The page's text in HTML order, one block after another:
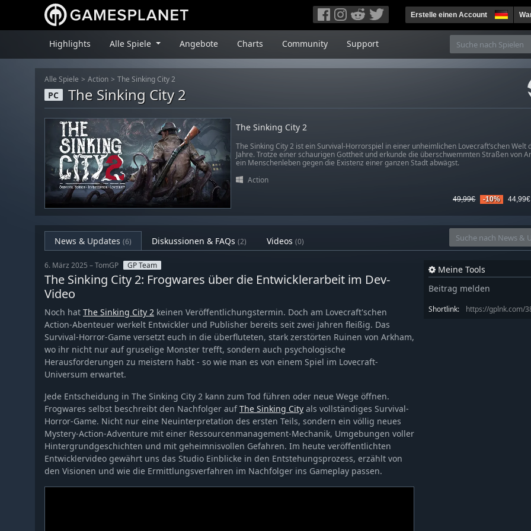
Erstelle einen Account
Highlights Alle Spiele Angebote Charts Community Support
Alle Spiele Action The Sinking City 2
PC The Sinking City 2
The Sinking City 2
The Sinking City 2 ist ein Survival-Horrorspiel in einer unheimlichen Lovecraft’schen Welt
Jahre. Trotze einer schaurigen Gottheit und erkunde die überschwemmten Straßen von
ein Menschenleben gegen die Existenz einer ganzen Stadt abwägst.
Action
49,99€ -10% 44,99€
News & Updates (6) Diskussionen & FAQs (2) Videos (0)
6. März 2025 – TomGP GP Team
The Sinking City 2: Frogwares über die Entwicklerarbeit im Dev-
Video
Noch hat The Sinking City 2 keinen Veröffentlichungstermin. Doch am Lovecraft'schen
Action-Abenteuer werkelt Entwickler und Publisher bereits seit zwei Jahren fleißig. Das
Survival-Horror-Game versetzt euch in die überfluteten, stark zerstörten Ruinen von Arkham,
wo ihr nicht nur auf gruselige Monster trefft, sondern auch psychologische
Herausforderungen zu meistern habt - so wie man es von einem Spiel im Lovecraft-
Universum erwartet.
Jede Entscheidung in The Sinking City 2 kann zum Tod führen oder neue Wege öffnen.
Frogwares selbst beschreibt den Nachfolger aufThe Sinking City als vollständiges Survival-
Horror-Game. Nicht nur eine Neuinterpretation des ersten Teils, sondern ein völlig neues
Mystery-Action-Adventure mit einer Ressourcenmanagement-Mechanik, Umgebungen voller
Hintergrundgeschichten und mit geheimnisvollen Gefahren. Im heute veröffentlichten
Entwicklervideo gewährt uns das Studio Einblicke in den Entstehungsprozess, erzählt von
den Visionen und wie die Ermittlungsverfahren im Nachfolger ins Gameplay passen.
Meine Tools
Beitrag melden
Shortlink: https://gplnk.com/